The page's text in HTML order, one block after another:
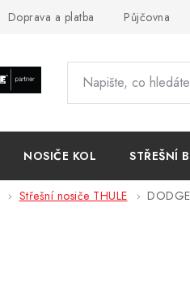
Doprava a platba Půjčovna
NOSIČE KOL STŘEŠNÍ
Střešní nosiče THULE DODGE